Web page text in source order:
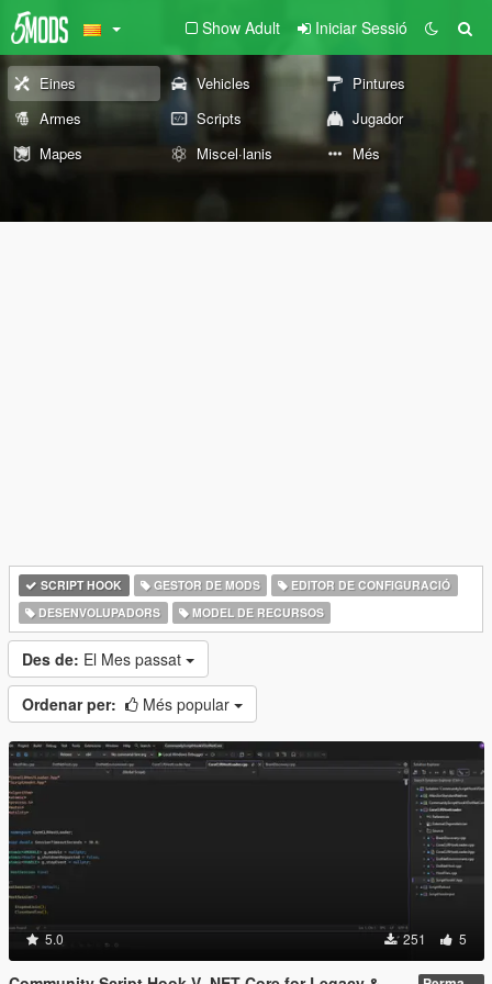
Show Adult Iniciar Sessió
Eines Vehicles
Pintures
Armes
Scripts
Jugador
Mapes
Miscel·lanis Més
SCRIPT HOOK GESTOR DE MODS
EDITOR DE CONFIGURACIÓ
DESENVOLUPADORS
MODEL DE RECURSOS
Des de: El Mes passat
Ordenar per: Més popular
5.0 251 5